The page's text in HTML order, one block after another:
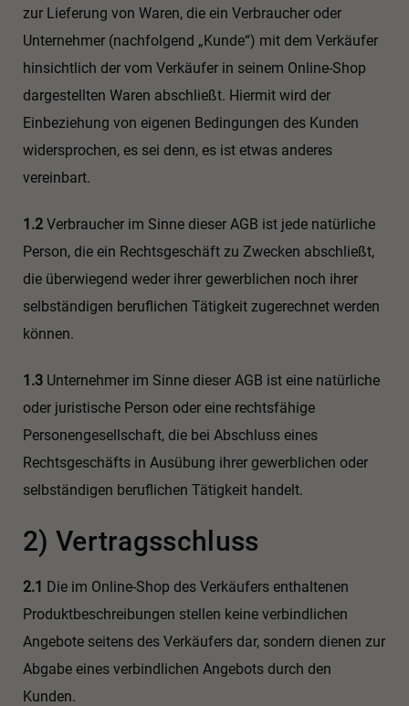
zur Lieferung von Waren, die ein Verbraucher oder
Unternehmer (nachfolgend „Kunde“) mit dem Verkäufer
hinsichtlich der vom Verkäufer in seinem Online-Shop
dargestellten Waren abschließt. Hiermit wird der
Einbeziehung von eigenen Bedingungen des Kunden
widersprochen, es sei denn, es ist etwas anderes
vereinbart.
1.2 Verbraucher im Sinne dieser AGB ist jede natürliche
Person, die ein Rechtsgeschäft zu Zwecken abschließt,
die überwiegend weder ihrer gewerblichen noch ihrer
selbständigen beruflichen Tätigkeit zugerechnet werden
können.
1.3 Unternehmer im Sinne dieser AGB ist eine natürliche
oder juristische Person oder eine rechtsfähige
Personengesellschaft, die bei Abschluss eines
Rechtsgeschäfts in Ausübung ihrer gewerblichen oder
selbständigen beruflichen Tätigkeit handelt.
2) Vertragsschluss
2.1 Die im Online-Shop des Verkäufers enthaltenen
Produktbeschreibungen stellen keine verbindlichen
Angebote seitens des Verkäufers dar, sondern dienen zur
Abgabe eines verbindlichen Angebots durch den
Kunden.